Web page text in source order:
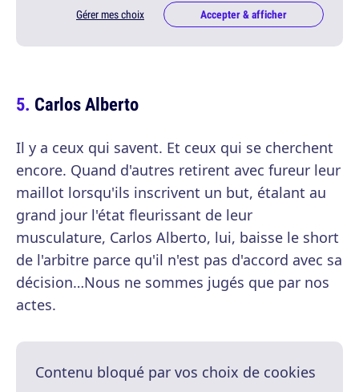
Gérer mes choix Accepter & afficher
Carlos Alberto
Il y a ceux qui savent. Et ceux qui se cherchent
encore. Quand d'autres retirent avec fureur leur
maillot lorsqu'ils inscrivent un but, étalant au
grand jour l'état fleurissant de leur
musculature, Carlos Alberto, lui, baisse le short
de l'arbitre parce qu'il n'est pas d'accord avec sa
décision…Nous ne sommes jugés que par nos
actes.
Contenu bloqué par vos choix de cookies